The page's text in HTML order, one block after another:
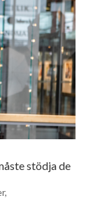
stödja de
,